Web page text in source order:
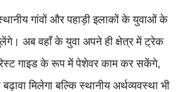
गांवों और पहाड़ी इलाकों के युवाओं के
अब वहाँ के युवा अपने ही क्षेत्र में ट्रेक
गाइड के रूप में पेशेवर काम कर सकेंगे,
मिलेगा बल्कि स्थानीय अर्थव्यवस्था भी